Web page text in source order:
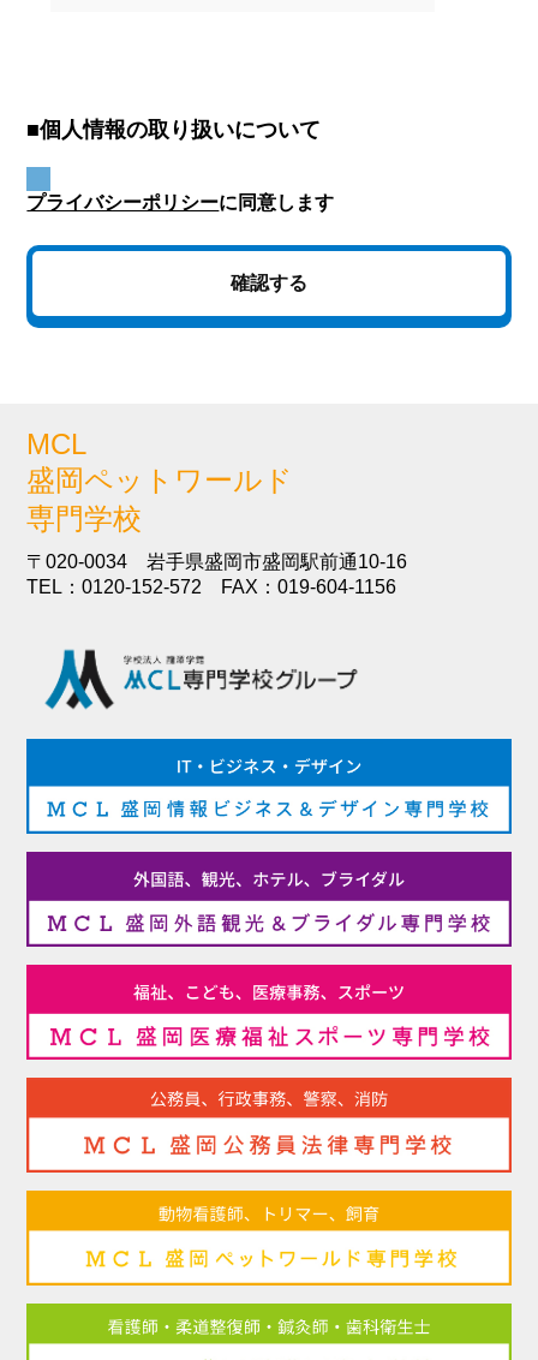
■個人情報の取り扱いについて
プライバシーポリシーに同意します
MCL
盛岡ペットワールド
専門学校
〒020-0034 岩手県盛岡市盛岡駅前通10-16
TEL：0120-152-572 FAX：019-604-1156